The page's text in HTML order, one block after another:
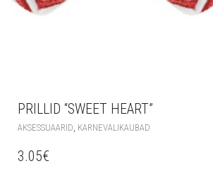
PRILLID “SWEET HEART”
AKSESSUAARID KARNEVALIKAUBAD
3.05€